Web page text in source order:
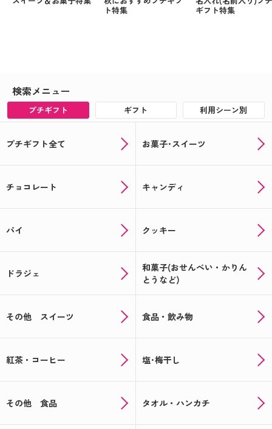
しよう☆★
まだ間に合う！オリジナルの母の日ギフト☆
母の日にオリジナルお菓子で感謝を伝えよう☆彡
☆★記念品や送別品に★☆思い出を形に出来るオリ
☆★注文受付中★☆あなただけのバレンタインギフ
トが作れる！
菓子・お酒ギフト～
る！全員もらえるお得なキャンペーン情報
会えなくても顔見せできる★写真入り★敬老の日ギ
ト特集
ギフト特集
検索メニュー
プチギフト ギフト 利用シーン別
プチギフト全て お菓子･スイーツ
チョコレート キャンディ
パイ クッキー
ドラジェ
和菓子(おせんべい・かりん
とうなど)
その他 スイーツ 食品・飲み物
紅茶・コーヒー 塩･梅干し
その他 食品 タオル・ハンカチ